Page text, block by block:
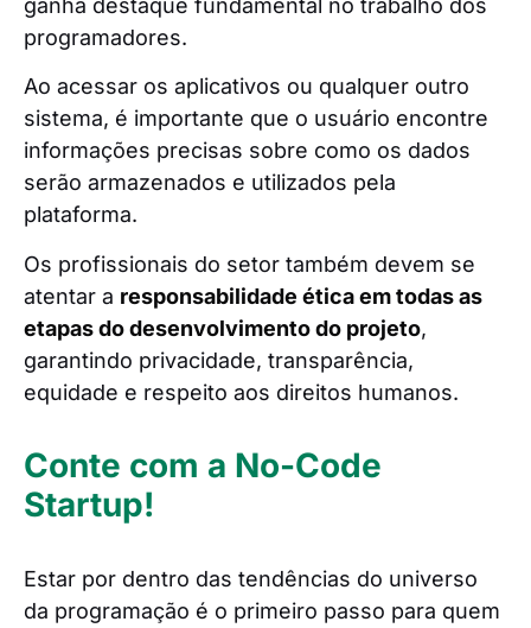
ganha destaque fundamental no trabalho dos
programadores.
Ao acessar os aplicativos ou qualquer outro
sistema, é importante que o usuário encontre
informações precisas sobre como os dados
serão armazenados e utilizados pela
plataforma.
Os profissionais do setor também devem se
atentar a responsabilidade ética em todas as
etapas do desenvolvimento do projeto,
garantindo privacidade, transparência,
equidade e respeito aos direitos humanos.
Conte com a No-Code
Startup!
Estar por dentro das tendências do universo
da programação é o primeiro passo para quem